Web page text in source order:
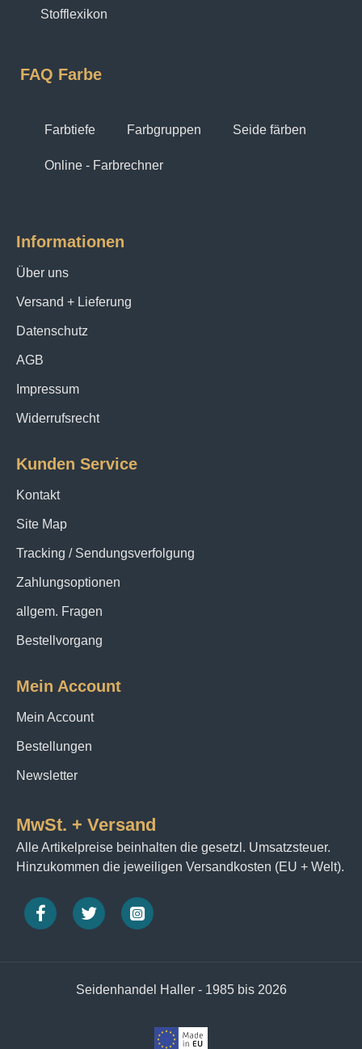
Stofflexikon
FAQ Farbe
Farbtiefe Farbgruppen Seide färben
Online - Farbrechner
Informationen
Über uns
Versand + Lieferung
Datenschutz
AGB
Impressum
Widerrufsrecht
Kunden Service
Kontakt
Site Map
Tracking / Sendungsverfolgung
Zahlungsoptionen
allgem. Fragen
Bestellvorgang
Mein Account
Mein Account
Bestellungen
Newsletter
MwSt. + Versand
Alle Artikelpreise beinhalten die gesetzl. Umsatzsteuer.
Hinzukommen die jeweiligen Versandkosten (EU + Welt).
Seidenhandel Haller - 1985 bis 2026